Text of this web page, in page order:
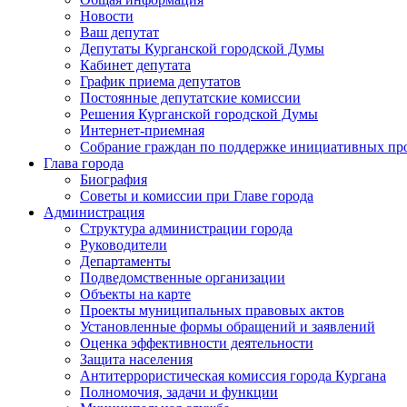
Новости
Ваш депутат
Депутаты Курганской городской Думы
Кабинет депутата
График приема депутатов
Постоянные депутатские комиссии
Решения Курганской городской Думы
Интернет-приемная
Собрание граждан по поддержке инициативных
Глава города
Биография
Советы и комиссии при Главе города
Администрация
Структура администрации города
Руководители
Департаменты
Подведомственные организации
Объекты на карте
Проекты муниципальных правовых актов
Установленные формы обращений и заявлений
Оценка эффективности деятельности
Защита населения
Антитеррористическая комиссия города Кургана
Полномочия, задачи и функции